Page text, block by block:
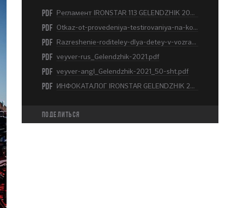
PDF Регламент IRONSTAR 113 GELENDZHIK 2021.pdf
PDF Otkaz-ot-provedeniya-testirovaniya-na-koronavirus.pdf
PDF Razreshenie-roditeley-dlya-detey-v-vozraste-do-18-let-_-100-shtuk.pdf
PDF veyver-rus_Gelendzhik-2021.pdf
PDF veyver-angl_Gelendzhik-2021_50-sht.pdf
PDF ИНФОКАТАЛОГ IRONSTAR GELENDZHIK 2021.pdf
Поделиться